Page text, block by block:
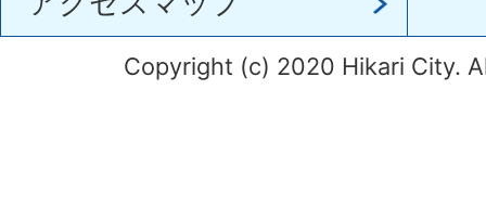
Copyright (c) 2020 Hikari City.